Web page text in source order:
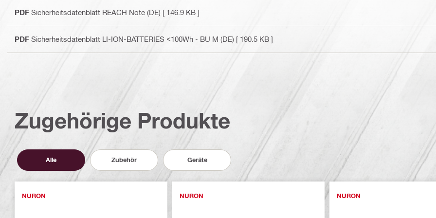
PDF Sicherheitsdatenblatt REACH Note (DE) [ 146.9 KB ]
PDF Sicherheitsdatenblatt LI-ION-BATTERIES <100Wh - BU M (DE) [ 190.5 KB ]
Zugehörige Produkte
Alle Zubehör Geräte
NURON NURON NURON